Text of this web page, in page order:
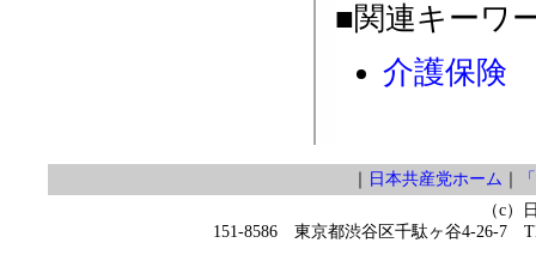
■関連キーワ
介護保険
日本共産党ホーム
（c）
151-8586 東京都渋谷区千駄ヶ谷4-26-7